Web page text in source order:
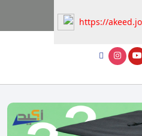
https://